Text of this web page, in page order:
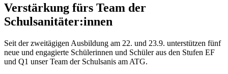
Verstärkung fürs Team der
Schulsanitäter:innen
Seit der zweitägigen Ausbildung am 22. und 23.9. unterstützen fünf
neue und engagierte Schülerinnen und Schüler aus den Stufen EF
und Q1 unser Team der Schulsanis am ATG.